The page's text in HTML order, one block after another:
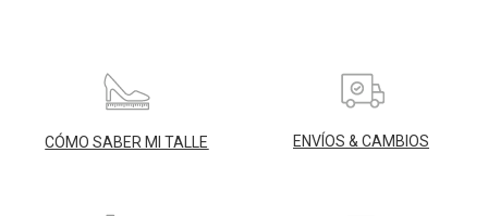
CÓMO SABER MI TALLE ENVÍOS & CAMBIOS